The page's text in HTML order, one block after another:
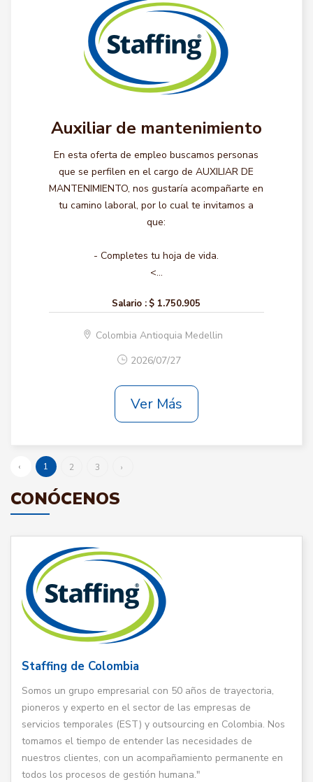
Auxiliar de mantenimiento
En esta oferta de empleo buscamos personas
que se perfilen en el cargo de AUXILIAR DE
MANTENIMIENTO, nos gustaría acompañarte en
tu camino laboral, por lo cual te invitamos a
que:
- Completes tu hoja de vida.
<...
Salario : $ 1.750.905
Colombia Antioquia Medellin
2026/07/27
Ver Más
‹ 1 2 3 ›
CONÓCENOS
Staffing de Colombia
Somos un grupo empresarial con 50 años de trayectoria,
pioneros y experto en el sector de las empresas de
servicios temporales (EST) y outsourcing en Colombia. Nos
tomamos el tiempo de entender las necesidades de
nuestros clientes, con un acompañamiento permanente en
todos los procesos de gestión humana."